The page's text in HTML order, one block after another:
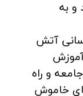
و به
آتش
و راه
خاموش